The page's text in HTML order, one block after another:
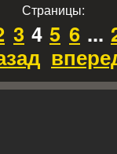
Страницы:
3 4 5 6 ...